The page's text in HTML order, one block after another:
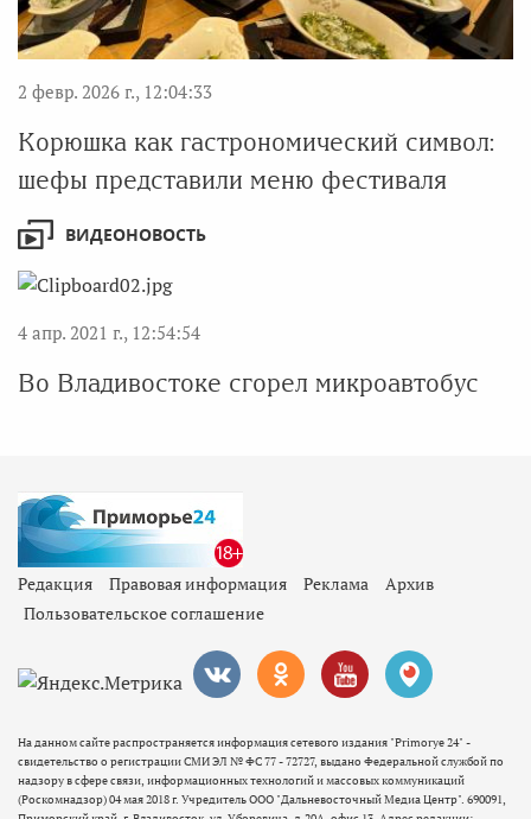
2 февр. 2026 г., 12:04:33
Корюшка как гастрономический символ:
шефы представили меню фестиваля
ВИДЕОНОВОСТЬ
4 апр. 2021 г., 12:54:54
Во Владивостоке сгорел микроавтобус
Редакция Правовая информация Реклама
Архив
Пользовательское соглашение
На данном сайте распространяется информация сетевого издания "Primorye 24" -
свидетельство о регистрации СМИ ЭЛ № ФС 77 - 72727, выдано Федеральной службой по
надзору в сфере связи, информационных технологий и массовых коммуникаций
(Роскомнадзор) 04 мая 2018 г. Учредитель ООО "Дальневосточный Медиа Центр". 690091,